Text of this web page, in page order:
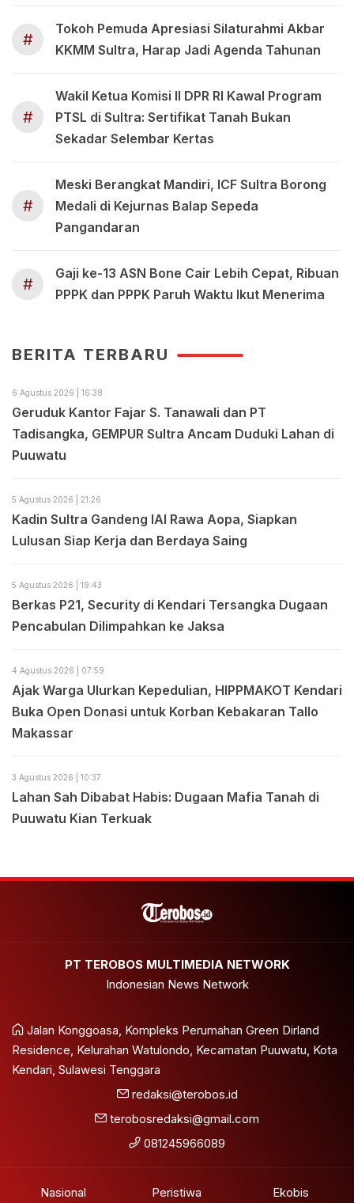
#
Tokoh Pemuda Apresiasi Silaturahmi Akbar
KKMM Sultra, Harap Jadi Agenda Tahunan
#
Wakil Ketua Komisi II DPR RI Kawal Program
PTSL di Sultra: Sertifikat Tanah Bukan
Sekadar Selembar Kertas
#
Meski Berangkat Mandiri, ICF Sultra Borong
Medali di Kejurnas Balap Sepeda
Pangandaran
#
Gaji ke-13 ASN Bone Cair Lebih Cepat, Ribuan
PPPK dan PPPK Paruh Waktu Ikut Menerima
BERITA TERBARU
6 Agustus 2026 | 16:38
Geruduk Kantor Fajar S. Tanawali dan PT
Tadisangka, GEMPUR Sultra Ancam Duduki Lahan di
Puuwatu
5 Agustus 2026 | 21:26
Kadin Sultra Gandeng IAI Rawa Aopa, Siapkan
Lulusan Siap Kerja dan Berdaya Saing
5 Agustus 2026 | 19:43
Berkas P21, Security di Kendari Tersangka Dugaan
Pencabulan Dilimpahkan ke Jaksa
4 Agustus 2026 | 07:59
Ajak Warga Ulurkan Kepedulian, HIPPMAKOT Kendari
Buka Open Donasi untuk Korban Kebakaran Tallo
Makassar
3 Agustus 2026 | 10:37
Lahan Sah Dibabat Habis: Dugaan Mafia Tanah di
Puuwatu Kian Terkuak
PT TEROBOS MULTIMEDIA NETWORK
Indonesian News Network
Jalan Konggoasa, Kompleks Perumahan Green Dirland
Residence, Kelurahan Watulondo, Kecamatan Puuwatu, Kota
Kendari, Sulawesi Tenggara
redaksi@terobos.id
terobosredaksi@gmail.com
081245966089
Nasional Peristiwa Ekobis